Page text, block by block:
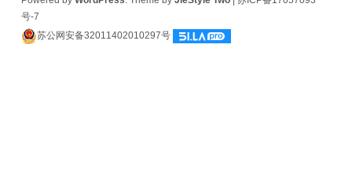
号-7
苏公网安备32011402010297号